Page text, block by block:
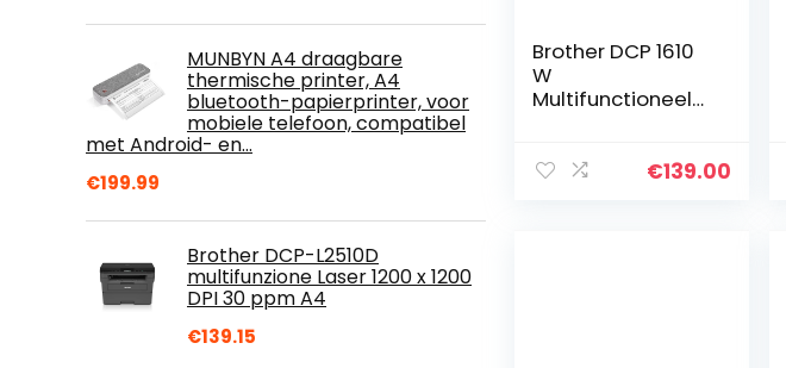
MUNBYN A4 draagbare
thermische printer, A4
bluetooth-papierprinter, voor
mobiele telefoon, compatibel
met Android- en…
€199.99
Brother DCP-L2510D
multifunzione Laser 1200 x 1200
DPI 30 ppm A4
€139.15
Brother DCP 1610
W
Multifunctioneel
€139.00